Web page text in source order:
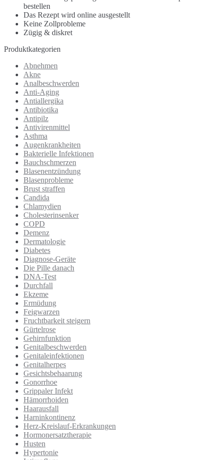
bestellen
Das Rezept wird online ausgestellt
Keine Zollprobleme
Zügig & diskret
Produktkategorien
Abnehmen
Akne
Analbeschwerden
Anti-Aging
Antiallergika
Antibiotika
Antipilz
Antivirenmittel
Asthma
Augenkrankheiten
Bakterielle Infektionen
Bauchschmerzen
Blasenentzündung
Blasenprobleme
Brust straffen
Candida
Chlamydien
Cholesterinsenker
COPD
Demenz
Dermatologie
Diabetes
Diagnose-Geräte
Die Pille danach
DNA-Test
Durchfall
Ekzeme
Ermüdung
Feigwarzen
Fruchtbarkeit steigern
Gürtelrose
Gehirnfunktion
Genitalbeschwerden
Genitaleinfektionen
Genitalherpes
Gesichtsbehaarung
Gonorrhoe
Grippaler Infekt
Hämorrhoiden
Haarausfall
Harninkontinenz
Herz-Kreislauf-Erkrankungen
Hormonersatztherapie
Husten
Hypertonie